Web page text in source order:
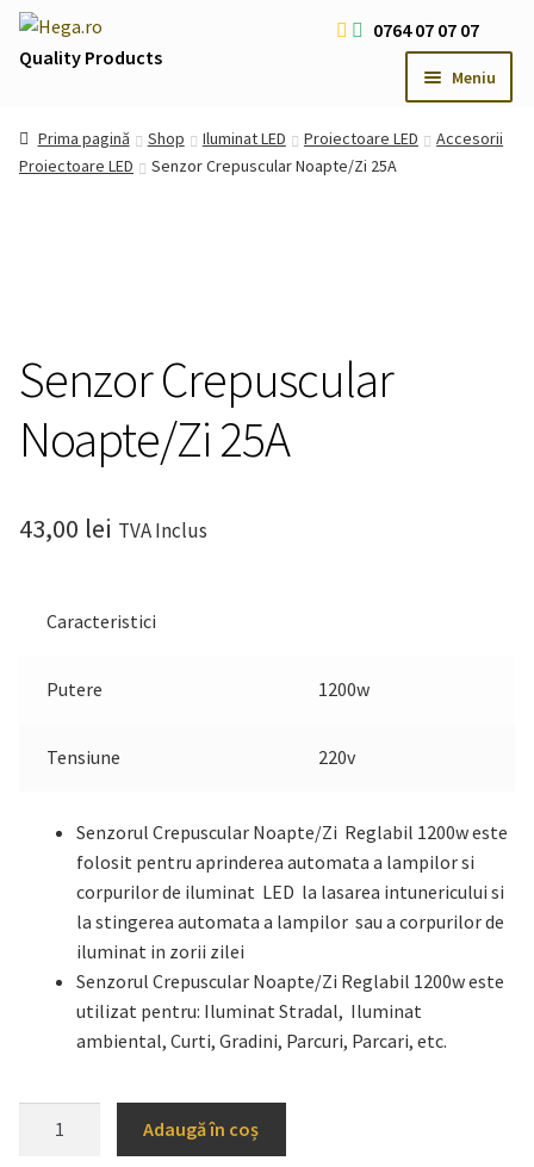
Sari
la
Sari
la
Quality Products
0764 07 07 07
Meniu
Cum platesc
Iluminat Arhitectural & Biserici
Prima pagină Shop Iluminat LED Proiectoare LED
Accesorii
Proiectoare LED
Senzor Crepuscular Noapte/Zi 25A
Senzor Crepuscular
Noapte/Zi 25A
43,00 lei TVA Inclus
Caracteristici
Putere 1200w
Tensiune 220v
Senzorul Crepuscular Noapte/Zi Reglabil 1200w este
folosit pentru aprinderea automata a lampilor si
corpurilor de iluminat LED la lasarea intunericului si
la stingerea automata a lampilor sau a corpurilor de
iluminat in zorii zilei
Senzorul Crepuscular Noapte/Zi Reglabil 1200w este
utilizat pentru: Iluminat Stradal, Iluminat
ambiental, Curti, Gradini, Parcuri, Parcari, etc.
Adaugă în coș